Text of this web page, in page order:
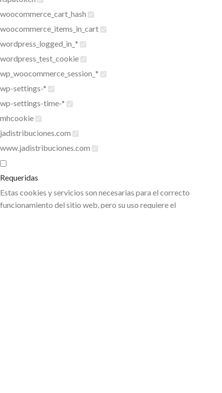
woocommerce_cart_hash
woocommerce_items_in_cart
wordpress_logged_in_*
wordpress_test_cookie
wp_woocommerce_session_*
wp-settings-*
wp-settings-time-*
mhcookie
jadistribuciones.com
www.jadistribuciones.com
Requeridas
Estas cookies y servicios son necesarias para el correcto
funcionamiento del sitio web, pero su uso requiere el